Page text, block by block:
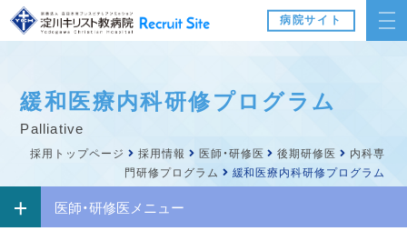
病院サイト
緩和医療内科研修プログラム
palliative
採用トップページ 採用情報 医師・研修医 後期研修医
内科専
門研修プログラム
緩和医療内科研修プログラム
医師・研修医メニュー